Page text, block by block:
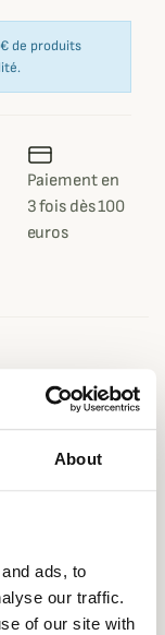
About
ads, to
our traffic.
of our site with
de produits
Paiement en
3 fois dès 100
euros
t-shirt d'Härkila
soit pour une
la poitrine dans